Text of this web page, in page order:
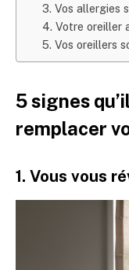
3. Vos allergies
4. Votre oreiller
5. Vos oreillers
5 signes
remplacer
1. Vous vous